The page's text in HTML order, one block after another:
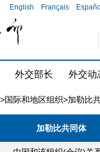
English Français
外交部长 外交动
>国际和地区组织>加勒比
加勒比共同体